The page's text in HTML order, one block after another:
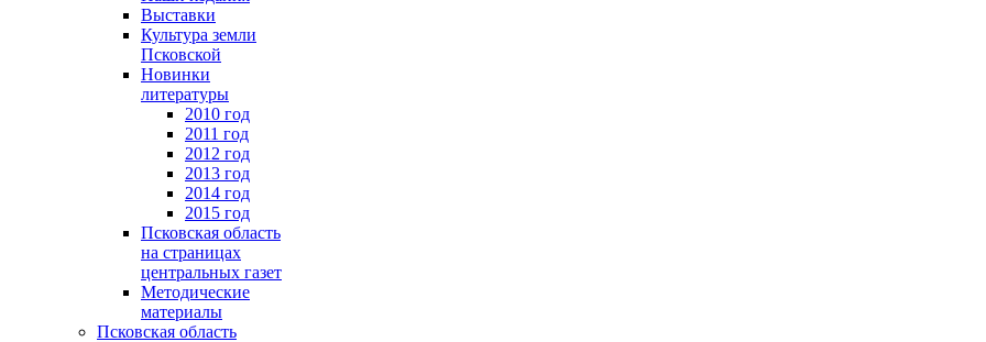
Выставки
Культура земли
Псковской
Новинки
литературы
2010 год
2011 год
2012 год
2013 год
2014 год
2015 год
Псковская область
на страницах
центральных газет
Методические
материалы
Псковская область